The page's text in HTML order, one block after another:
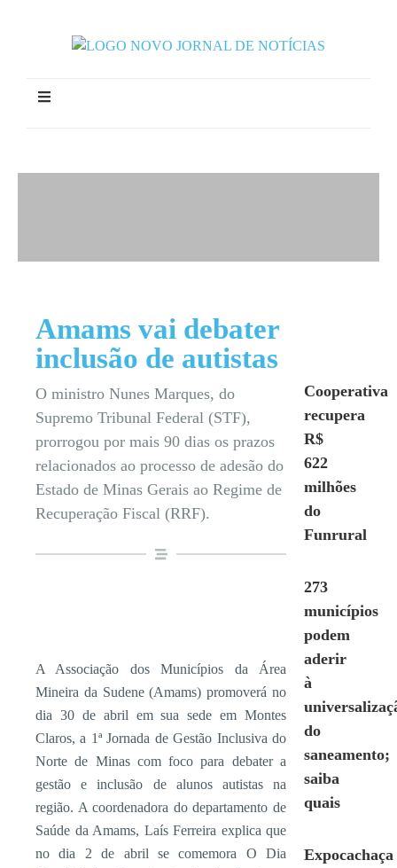
Amams vai debater
inclusão de autistas
O ministro Nunes Marques, do
Supremo Tribunal Federal (STF),
prorrogou por mais 90 dias os prazos
relacionados ao processo de adesão do
Estado de Minas Gerais ao Regime de
Recuperação Fiscal (RRF).
A Associação dos Municípios da Área
Mineira da Sudene (Amams) promoverá no
dia 30 de abril em sua sede em Montes
Claros, a 1ª Jornada de Gestão Inclusiva do
Norte de Minas com foco para debater a
gestão e inclusão de alunos autistas na
região. A coordenadora do departamento de
Saúde da Amams, Laís Ferreira explica que
no dia 2 de abril se comemora O Dia
Cooperativa
recupera
R$
622
milhões
do
Funrural
273
municípios
podem
aderir
à
do
saneamento;
saiba
quais
Expocachaça